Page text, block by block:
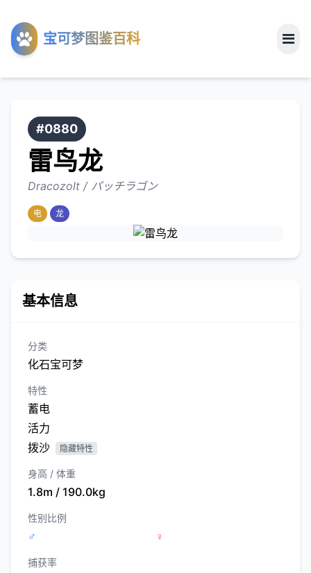
宝可梦图鉴百科
工具
关于
#0880
雷鸟龙
Dracozolt / パッチラゴン
电 龙
基本信息
分类
化石宝可梦
特性
蓄电
活力
拨沙
隐藏特性
身高 / 体重
1.8m / 190.0kg
性别比例
♂ ♀
捕获率